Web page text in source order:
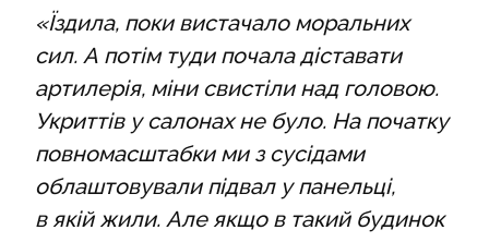
«Їздила, поки вистачало моральних
сил. А потім туди почала діставати
артилерія, міни свистіли над головою.
Укриттів у салонах не було. На початку
повномасштабки ми з сусідами
облаштовували підвал у панельці,
в якій жили. Але якщо в такий будинок